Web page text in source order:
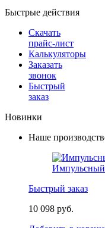
Быстрые действия
Скачать
прайс-лист
Калькуляторы
Заказать
звонок
Быстрый
заказ
Новинки
Наше
Импульсный
Быстрый заказ
10 098 руб.